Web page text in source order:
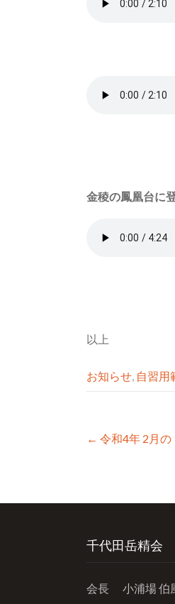
金稜の鳳凰台に
以上
お知らせ, 自習用
Post
navigation
← 令和4年 2月
千代田岳精会
会長 小浦場 伯